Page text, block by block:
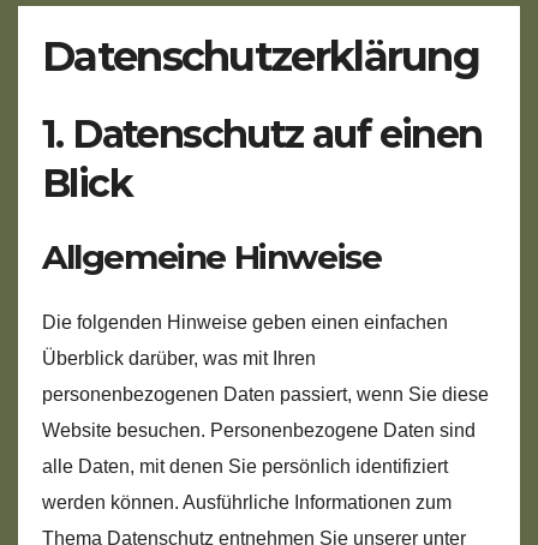
Datenschutz­erklärung
1. Datenschutz auf einen
Blick
Allgemeine Hinweise
Die folgenden Hinweise geben einen einfachen
Überblick darüber, was mit Ihren
personenbezogenen Daten passiert, wenn Sie diese
Website besuchen. Personenbezogene Daten sind
alle Daten, mit denen Sie persönlich identifiziert
werden können. Ausführliche Informationen zum
Thema Datenschutz entnehmen Sie unserer unter